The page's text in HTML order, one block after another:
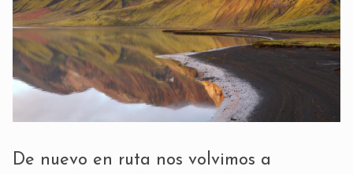
De nuevo en ruta nos volvimos a